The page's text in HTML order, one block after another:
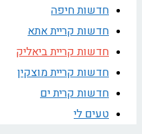
חדשות חיפה
חדשות קריית אתא
חדשות קריית ביאליק
חדשות קריית מוצקין
חדשות קרית ים
טעים לי